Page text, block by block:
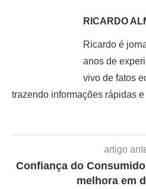
RICARDO
Ricardo é
anos de
vivo de fatos
trazendo informações rápidas
artigo
Confiança do
melhora em